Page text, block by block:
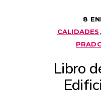
8
CALIDADES,
Libro